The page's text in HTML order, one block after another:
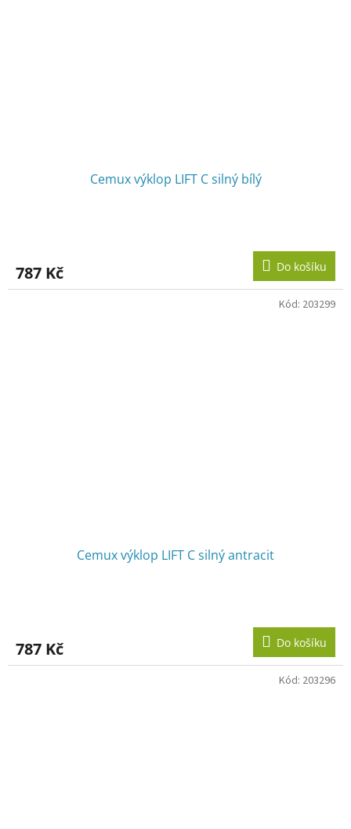
Cemux výklop LIFT C silný bílý
787 Kč Do košíku
Cemux výklop LIFT C silný antracit
787 Kč Do košíku
Kód: 203299
Kód: 203296